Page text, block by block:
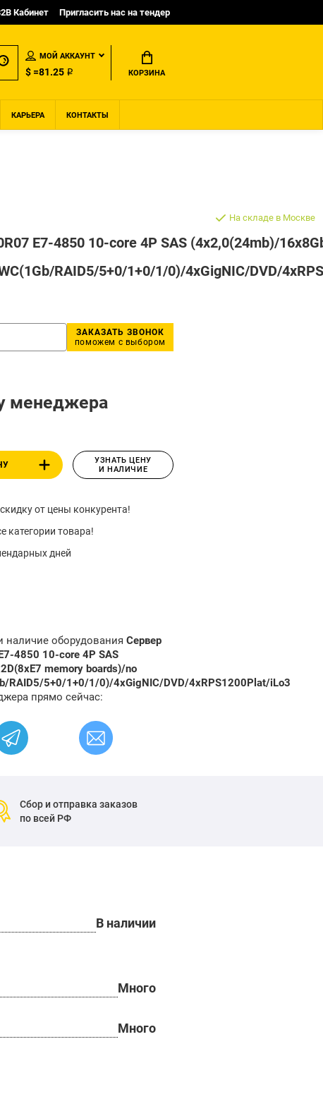
Кабинет Пригласить нас на тендер
МОЙ АККАУНТ
$ =81.25 ₽ КОРЗИНА
КАРЬЕРА КОНТАКТЫ
E7-4850 10-core 4P SAS (4x2,0(24mb)/
RAID5/5+0/1+0/1/0)/4xGigNIC/DVD/
На складе в Москве
ЗАКАЗАТЬ ЗВОНОК
поможем с выбором
менеджера
УЗНАТЬ ЦЕНУ
И НАЛИЧИЕ
от цены конкурента!
категории товара!
дней
наличие оборудования Сервер
4850 10-core 4P SAS
memory boards)/no
RAID5/5+0/1+0/1/0)/4xGigNIC/DVD/4xRPS1200Plat/iLo3
прямо сейчас:
Сбор и отправка заказов
по всей РФ
В наличии
Много
Много